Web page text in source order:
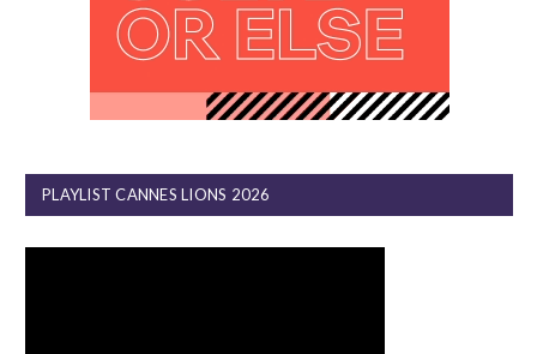
PLAYLIST CANNES LIONS 2026